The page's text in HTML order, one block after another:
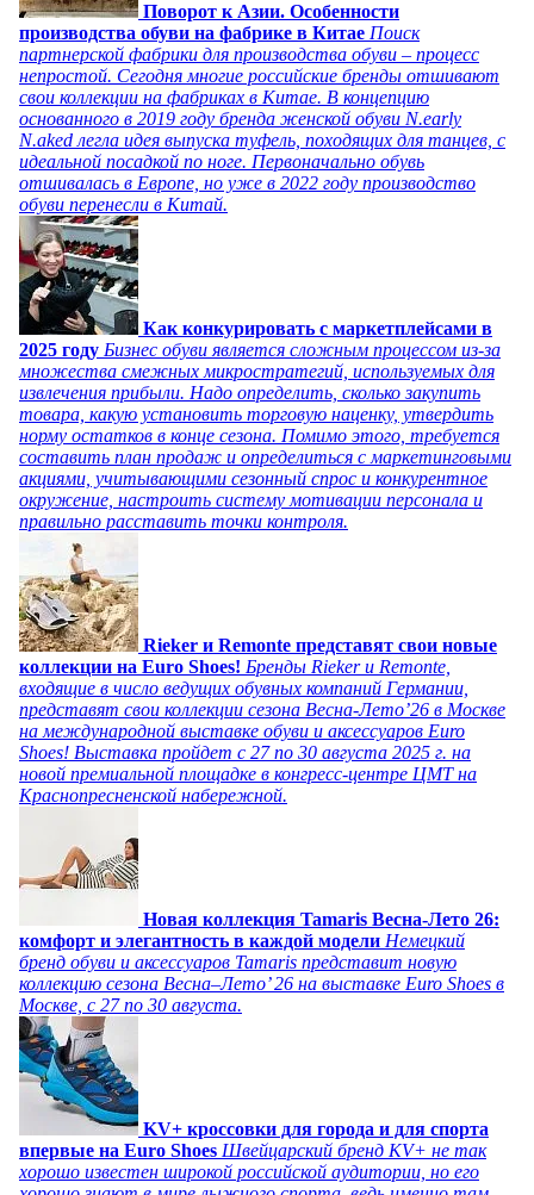
Поворот к Азии. Особенности
производства обуви на фабрике в Китае Поиск
партнерской фабрики для производства обуви – процесс
непростой. Сегодня многие российские бренды отшивают
свои коллекции на фабриках в Китае. В концепцию
основанного в 2019 году бренда женской обуви N.early
N.aked легла идея выпуска туфель, походящих для танцев, с
идеальной посадкой по ноге. Первоначально обувь
отшивалась в Европе, но уже в 2022 году производство
обуви перенесли в Китай.
Как конкурировать с маркетплейсами в
2025 году Бизнес обуви является сложным процессом из-за
множества смежных микростратегий, используемых для
извлечения прибыли. Надо определить, сколько закупить
товара, какую установить торговую наценку, утвердить
норму остатков в конце сезона. Помимо этого, требуется
составить план продаж и определиться с маркетинговыми
акциями, учитывающими сезонный спрос и конкурентное
окружение, настроить систему мотивации персонала и
правильно расставить точки контроля.
Rieker и Remonte представят свои новые
коллекции на Euro Shoes! Бренды Rieker и Remonte,
входящие в число ведущих обувных компаний Германии,
представят свои коллекции сезона Весна-Лето’26 в Москве
на международной выставке обуви и аксессуаров Euro
Shoes! Выставка пройдет c 27 по 30 августа 2025 г. на
новой премиальной площадке в конгресс-центре ЦМТ на
Краснопресненской набережной.
Новая коллекция Tamaris Весна-Лето 26:
комфорт и элегантность в каждой модели Немецкий
бренд обуви и аксессуаров Tamaris представит новую
коллекцию сезона Весна–Лето’ 26 на выставке Euro Shoes в
Москве, с 27 по 30 августа.
KV+ кроссовки для города и для спорта
впервые на Euro Shoes Швейцарский бренд KV+ не так
хорошо известен широкой российской аудитории, но его